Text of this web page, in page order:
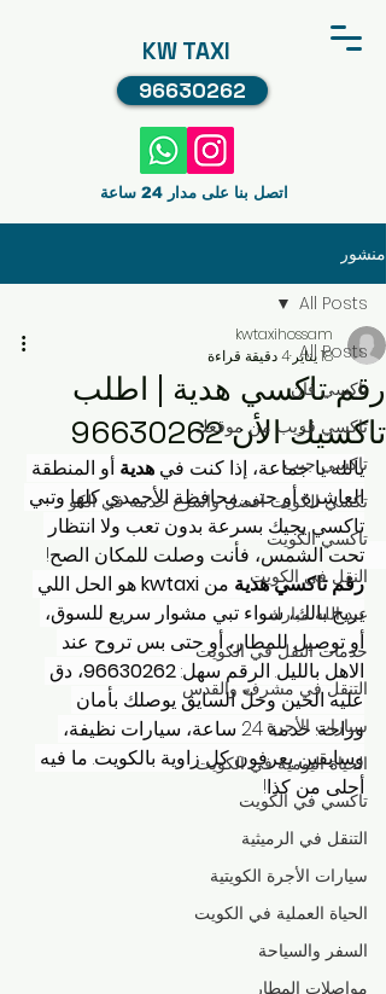
KW TAXI
96630262
اتصل بنا على مدار 24 ساعة
منشور
All Posts
تاكسي فان
تاكسي قريب من موقعك
تاكسي جيب
تكسي الكويت افضل واسرع خدمه في الكو
تاكسي الكويت
النقل في الكويت
عبد الله مبارك
خدمات النقل في الكويت
التنقل في مشرف والقدس
سيارات الأجرة
الحياة اليومية في الكويت
تاكسي في الكويت
التنقل في الرميثية
سيارات الأجرة الكويتية
الحياة العملية في الكويت
السفر والسياحة
مواصلات المطار
All Posts
رقم تاكسي هدية | اطلب
تاكسيك الأن 96630262
kwtaxihossam
18 يناير
4 دقيقة قراءة
يالله يا جماعة، إذا كنت في هدية أو المنطقة
العاشرة أو حتى محافظة الأحمدي كلها وتبي
تاكسي يجيك بسرعة بدون تعب ولا انتظار
تحت الشمس، فأنت وصلت للمكان الصح!
رقم تاكسي هدية من kwtaxi هو الحل اللي
يريح بالك، سواء تبي مشوار سريع للسوق،
أو توصيل للمطار، أو حتى بس تروح عند
الاهل بالليل. الرقم سهل: 96630262، دق
عليه الحين وخلّ السايق يوصلك بأمان
وراحة. خدمة 24 ساعة، سيارات نظيفة،
وسايقين يعرفون كل زاوية بالكويت. ما فيه
أحلى من كذا!